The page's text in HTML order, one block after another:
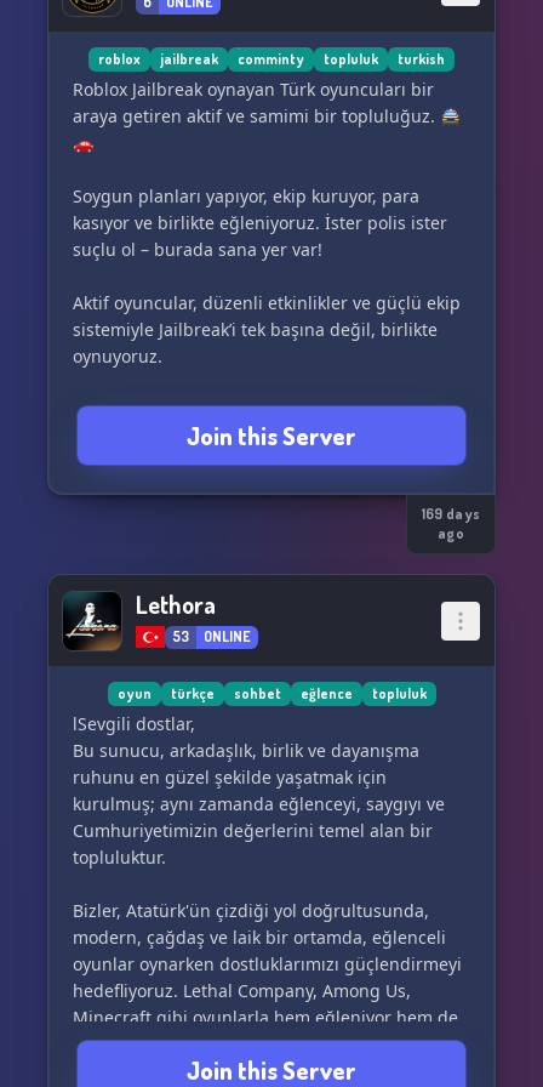
roblox jailbreak comminty topluluk turkish
Roblox Jailbreak oynayan Türk oyuncuları bir
araya getiren aktif ve samimi bir topluluğuz. 🚔
🚗
Soygun planları yapıyor, ekip kuruyor, para
kasıyor ve birlikte eğleniyoruz. İster polis ister
suçlu ol – burada sana yer var!
Aktif oyuncular, düzenli etkinlikler ve güçlü ekip
sistemiyle Jailbreak’i tek başına değil, birlikte
oynuyoruz.
Sunucuya katıl, ekibini kur ve şehrin kontrolünü
Join this Server
169 days
ago
Lethora
53 ONLINE
oyun türkçe sohbet eğlence topluluk
lSevgili dostlar,
Bu sunucu, arkadaşlık, birlik ve dayanışma
ruhunu en güzel şekilde yaşatmak için
kurulmuş; aynı zamanda eğlenceyi, saygıyı ve
Cumhuriyetimizin değerlerini temel alan bir
topluluktur.
Bizler, Atatürk'ün çizdiği yol doğrultusunda,
modern, çağdaş ve laik bir ortamda, eğlenceli
oyunlar oynarken dostluklarımızı güçlendirmeyi
hedefliyoruz. Lethal Company, Among Us,
Minecraft gibi oyunlarla hem eğleniyor hem de
yeni arkadaşlıklar kuruyoruz. Ayrıca
düzenlediğimiz etkinliklerle aktif ve keyifli bir
Join this Server